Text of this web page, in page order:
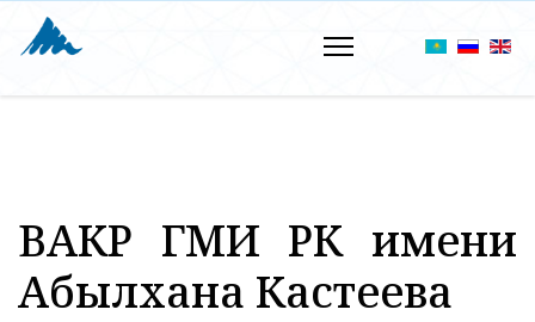
ВАКР ГМИ РК имени
Абылхана Кастеева